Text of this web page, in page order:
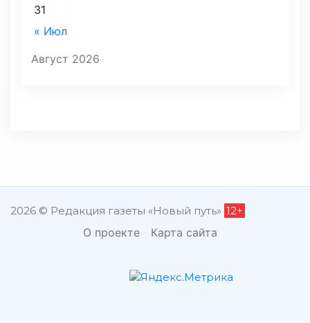
Август 2026
« Июл
31
2026 © Редакция газеты «Новый путь» 12+
О проекте Карта сайта